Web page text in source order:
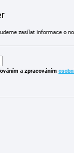
zasílat informace o
a zpracováním